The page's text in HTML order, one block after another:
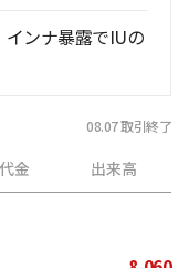
インナ暴露でIUの
08.07取引終了
金 出来高